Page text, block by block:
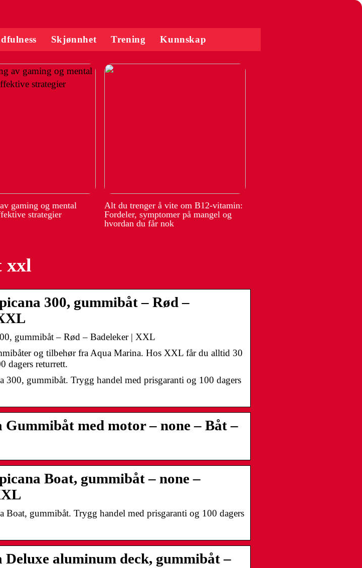
Skjønnhet Trening Kunnskap
gaming og mental
strategier
Alt du trenger å vite om B12-vitamin:
Fordeler, symptomer på mangel og
hvordan du får nok
xxl
300, gummibåt – Rød –
gummibåt – Rød – Badeleker | XXL
og tilbehør fra Aqua Marina. Hos XXL får du alltid 30
dagers returrett.
300, gummibåt. Trygg handel med prisgaranti og 100 dagers
med motor – none – Båt –
Boat, gummibåt – none –
Boat, gummibåt. Trygg handel med prisgaranti og 100 dagers
aluminum deck, gummibåt –